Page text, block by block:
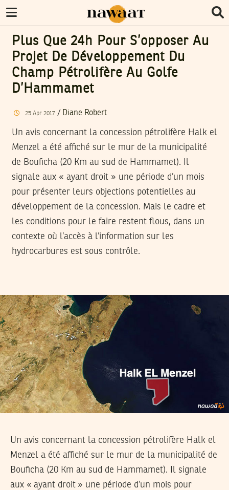
Plus Que 24h Pour S’opposer Au
Projet De Développement Du
Champ Pétrolifère Au Golfe
D’Hammamet
25 Apr 2017/ Diane Robert
Un avis concernant la concession pétrolifère Halk el
Menzel a été affiché sur le mur de la municipalité
de Bouficha (20 Km au sud de Hammamet). Il
signale aux « ayant droit » une période d’un mois
pour présenter leurs objections potentielles au
développement de la concession. Mais le cadre et
les conditions pour le faire restent flous, dans un
contexte où l’accès à l’information sur les
hydrocarbures est sous contrôle.
Un avis concernant la concession pétrolifère Halk el
Menzel a été affiché sur le mur de la municipalité de
Bouficha (20 Km au sud de Hammamet). Il signale
aux « ayant droit » une période d’un mois pour